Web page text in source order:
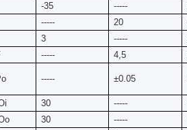
-35 -----
----- 20
3 -----
----- 4,5
----- ±0.05
30 -----
30 -----